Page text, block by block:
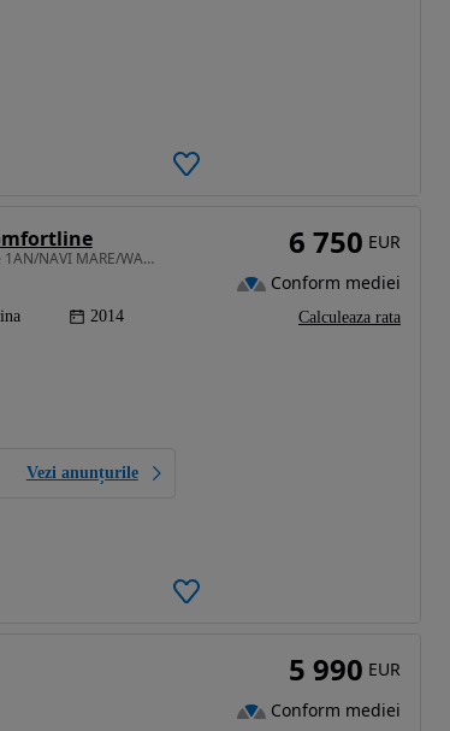
1197 cm3 • 105 CP • DEALER/Garantie 1AN/NAVI MARE/WAZE/YOUTUBE/Jante18’/Impecabila/Import
2014
Vezi anunțurile
6 750 EUR
Conform mediei
Calculeaza rata
5 990 EUR
Conform mediei